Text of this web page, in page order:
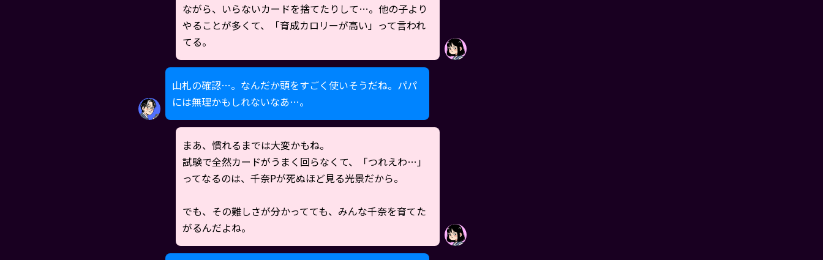
ながら、いらないカードを捨てたりして…。他の子より
やることが多くて、「育成カロリーが高い」って言われ
てる。
山札の確認…。なんだか頭をすごく使いそうだね。パパ
には無理かもしれないなあ…。
まあ、慣れるまでは大変かもね。
試験で全然カードがうまく回らなくて、「つれえわ…」
ってなるのは、千奈Pが死ぬほど見る光景だから。
でも、その難しさが分かってても、みんな千奈を育てた
がるんだよね。